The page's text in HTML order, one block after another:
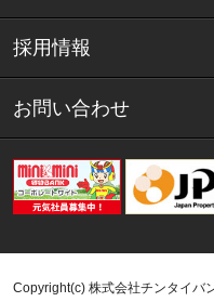
採用情報
お問い合わせ
Copyright(c) 株式会社チンタイバ